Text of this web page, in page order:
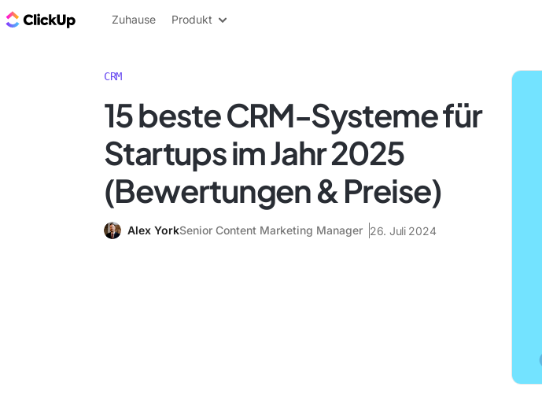
ClickUp Blog
Zuhause Produkt
CRM
15 beste CRM-Systeme für
Startups im Jahr 2025
(Bewertungen & Preise)
Alex YorkSenior Content Marketing Manager 26. Juli 2024